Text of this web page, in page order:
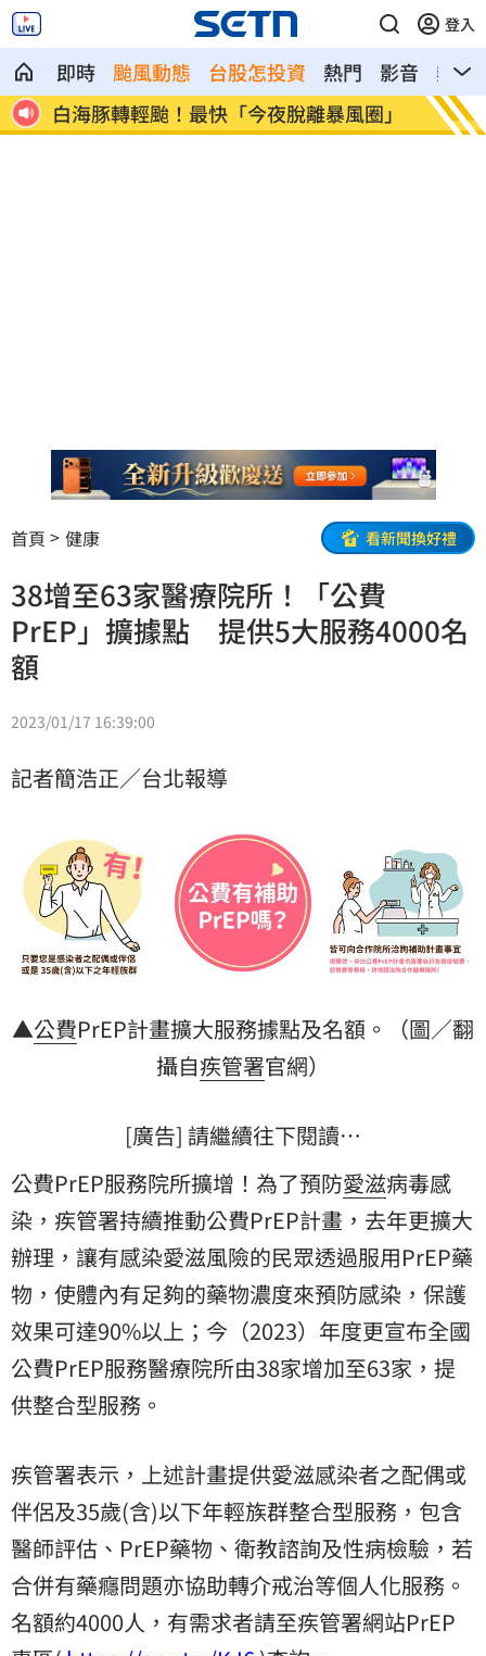
登入
即時 颱風動態 台股怎投資 熱門 影音
熱搜
白海豚轉輕颱！最快「今夜脫離暴風圈」
獨／
錢
首頁 健康 看新聞換好禮
38增至63家醫療院所！「公費
PrEP」擴據點 提供5大服務4000名
額
2023/01/17 16:39:00
記者簡浩正／台北報導
▲公費PrEP計畫擴大服務據點及名額。（圖／翻
攝自疾管署官網）
[廣告] 請繼續往下閱讀…
公費PrEP服務院所擴增！為了預防愛滋病毒感
染，疾管署持續推動公費PrEP計畫，去年更擴大
辦理，讓有感染愛滋風險的民眾透過服用PrEP藥
物 ，使體內有足夠的藥物濃度來預防感染，保護
效果可達90%以上；今（2023）年度更宣布全國
公費PrEP服務醫療院所由38家增加至63家，提
供整合型服務。
疾管署表示，上述計畫提供愛滋感染者之配偶或
伴侶及35歲(含)以下年輕族群整合型服務，包含
醫師評估、PrEP藥物、衛教諮詢及性病檢驗，若
合併有藥癮問題亦協助轉介戒治等個人化服務。
名額約4000人，有需求者請至疾管署網站PrEP